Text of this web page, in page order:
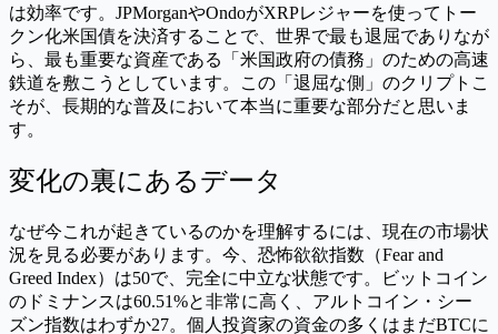
は効率です。JPMorganやOndoがXRPレジャーを使ってトー
クン化米国債を決済することで、世界で最も退屈でありなが
ら、最も重要な資産である「米国政府の債務」のための高速
鉄道を敷こうとしています。この「退屈な側」のクリプトこ
そが、長期的な普及において本当に重要な部分だと思いま
す。
変化の裏にあるデータ
なぜ今これが起きているのかを理解するには、現在の市場状
況を見る必要があります。今、恐怖欲欲指数（Fear and
Greed Index）は50で、完全に中立な状態です。ビットコイン
のドミナンスは60.51%と非常に高く、アルトコイン・シー
ズン指数はわずか27。個人投資家の資金の多くはまだBTCに